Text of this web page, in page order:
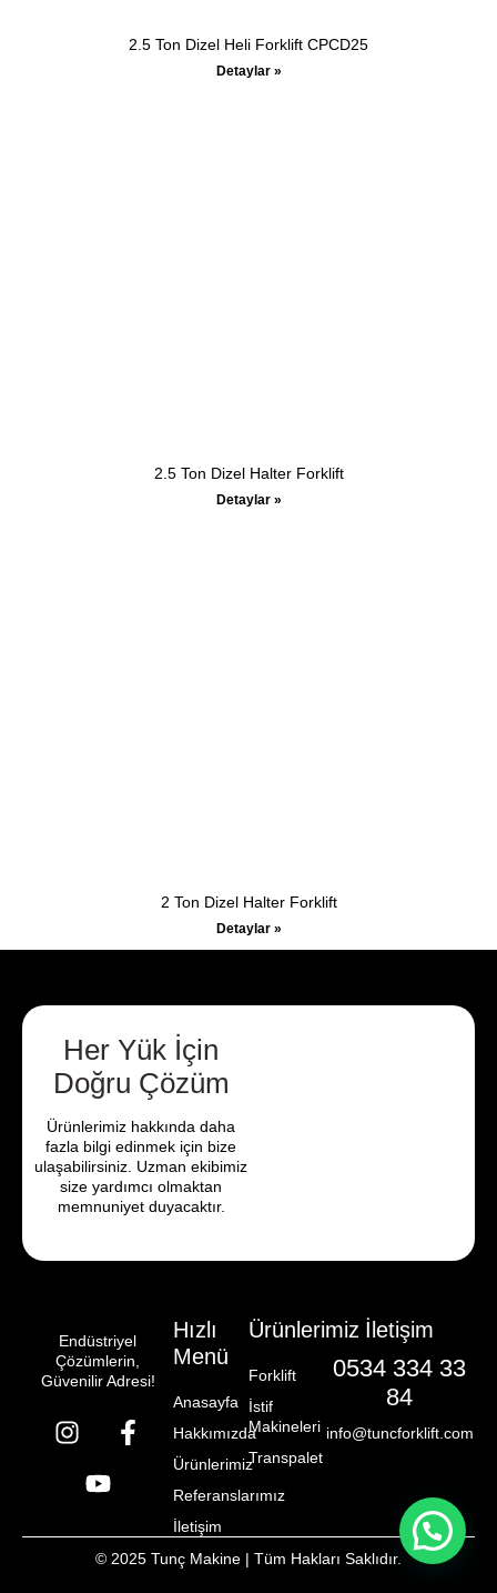
2.5 Ton Dizel Heli Forklift CPCD25
Detaylar »
2.5 Ton Dizel Halter Forklift
Detaylar »
2 Ton Dizel Halter Forklift
Detaylar »
Her Yük İçin
Doğru Çözüm
Ürünlerimiz hakkında daha
fazla bilgi edinmek için bize
ulaşabilirsiniz. Uzman ekibimiz
size yardımcı olmaktan
memnuniyet duyacaktır.
Endüstriyel
Çözümlerin,
Güvenilir Adresi!
Hızlı
Menü
Anasayfa
Hakkımızda
Ürünlerimiz
Referanslarımız
İletişim
Ürünlerimiz
Forklift
İstif
Makineleri
Transpalet
İletişim
0534 334 33
84
info@tuncforklift.com
© 2025 Tunç Makine | Tüm Hakları Saklıdır.